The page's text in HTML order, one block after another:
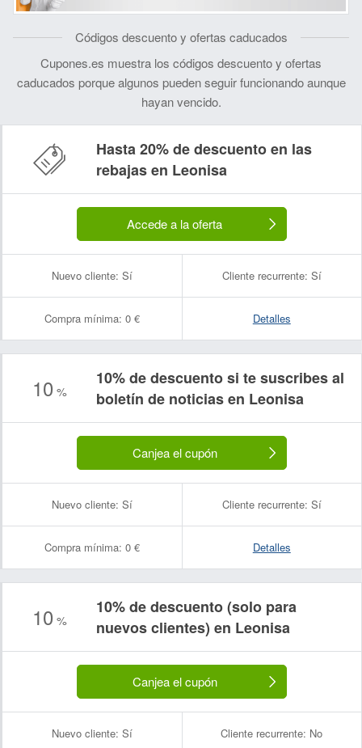
Códigos descuento y ofertas caducados
Cupones.es muestra los códigos descuento y ofertas
caducados porque algunos pueden seguir funcionando aunque
hayan vencido.
Hasta 20% de descuento en las
rebajas en Leonisa
Accede a la oferta
Nuevo cliente: Sí Cliente recurrente: Sí
Compra mínima: 0 € Detalles
10 %
10% de descuento si te suscribes al
boletín de noticias en Leonisa
Canjea el cupón
Nuevo cliente: Sí Cliente recurrente: Sí
Compra mínima: 0 € Detalles
10 %
10% de descuento (solo para
nuevos clientes) en Leonisa
Canjea el cupón
Nuevo cliente: Sí Cliente recurrente: No